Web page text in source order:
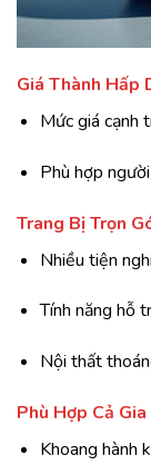
Giá Thành Hấp
Mức giá cạnh
Phù hợp
Trang Bị Trọn
Nhiều tiện
Tính năng hỗ
Nội thất
Phù Hợp Cả
Khoang hành